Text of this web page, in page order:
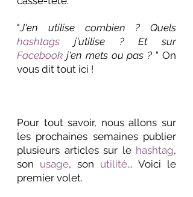
"
hashtags
j'utilise ? Et sur
Facebook j'en mets ou pas ? " On
vous dit tout ici !
Pour tout savoir, nous allons sur
les prochaines semaines publier
plusieurs articles sur le hashtag,
son usage, son utilité... Voici le
premier volet.